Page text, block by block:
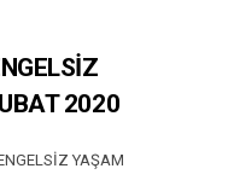
2020
YAŞAM